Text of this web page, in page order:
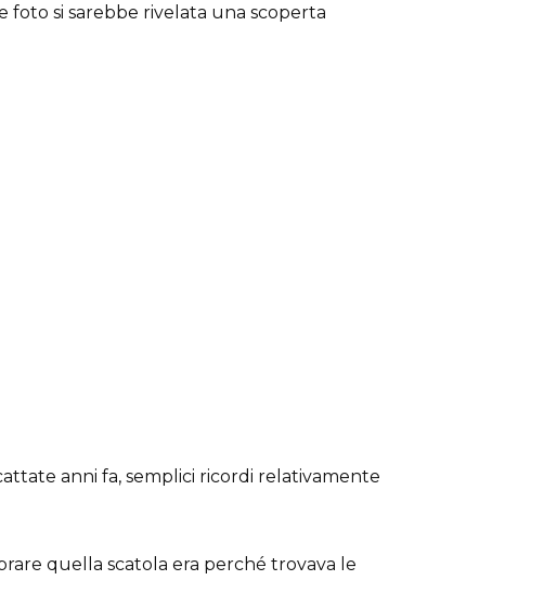
foto si sarebbe rivelata una scoperta
anni fa, semplici ricordi relativamente
quella scatola era perché trovava le